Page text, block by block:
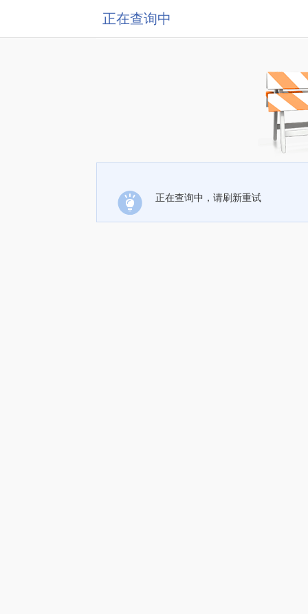
正在查询中
正在查询中，请刷新重试